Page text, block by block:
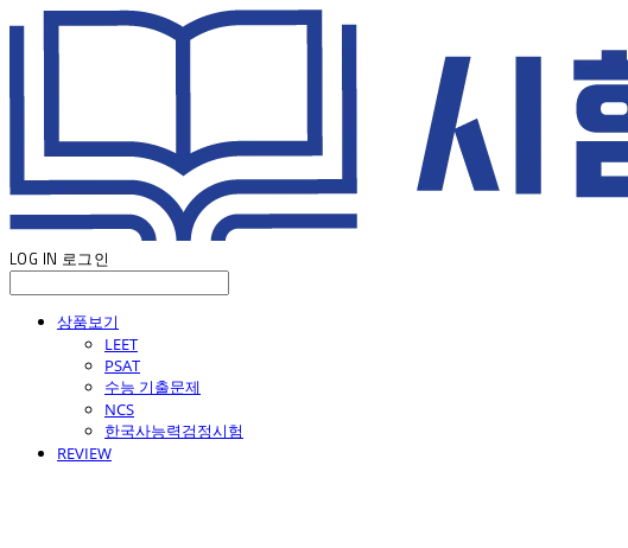
LOG IN 로그인
상품보기
LEET
PSAT
수능 기출문제
NCS
한국사능력검정시험
REVIEW